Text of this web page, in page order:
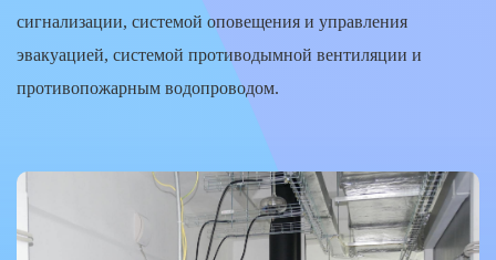
сигнализации, системой оповещения и управления
эвакуацией, системой противодымной вентиляции и
противопожарным водопроводом.